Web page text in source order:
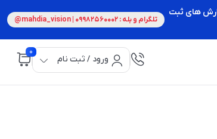
های ثبت
تلگرام و بله : 09982560002 | mahdia_vision@
ورود / ثبت نام
0